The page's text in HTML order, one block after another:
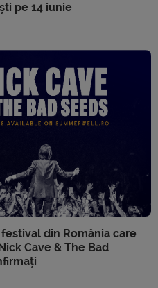
pe 14 iunie
din România care
Cave & The Bad